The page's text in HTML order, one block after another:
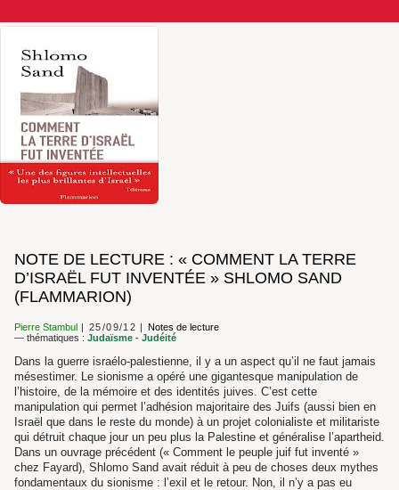
NOTE DE LECTURE : « COMMENT LA TERRE
D’ISRAËL FUT INVENTÉE » SHLOMO SAND
(FLAMMARION)
Pierre Stambul 25/09/12
Notes de lecture
— thématiques : Judaïsme - Judéité
Dans la guerre israélo-palestienne, il y a un aspect qu’il ne faut jamais
mésestimer. Le sionisme a opéré une gigantesque manipulation de
l’histoire, de la mémoire et des identités juives. C’est cette
manipulation qui permet l’adhésion majoritaire des Juifs (aussi bien en
Israël que dans le reste du monde) à un projet colonialiste et militariste
qui détruit chaque jour un peu plus la Palestine et généralise l’apartheid.
Dans un ouvrage précédent (« Comment le peuple juif fut inventé »
chez Fayard), Shlomo Sand avait réduit à peu de choses deux mythes
fondamentaux du sionisme : l’exil et le retour. Non, il n’y a pas eu